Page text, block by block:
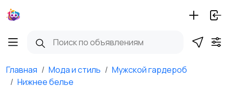
Главная Мода и стиль
Мужской гардероб
Нижнее белье